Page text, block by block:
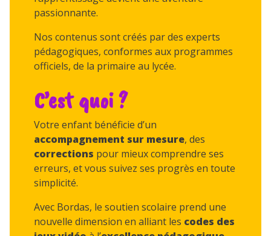
passionnante.
Nos contenus sont créés par des experts
pédagogiques, conformes aux programmes
officiels, de la primaire au lycée.
C’est quoi ?
Votre enfant bénéficie d’un
accompagnement sur mesure, des
corrections pour mieux comprendre ses
erreurs, et vous suivez ses progrès en toute
simplicité.
Avec Bordas, le soutien scolaire prend une
nouvelle dimension en alliant les codes des